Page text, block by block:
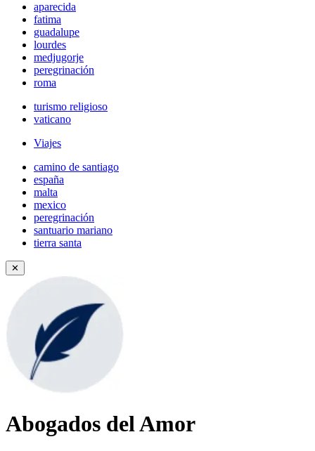
aparecida
fatima
guadalupe
lourdes
medjugorje
peregrinación
roma
turismo religioso
vaticano
Viajes
camino de santiago
españa
malta
mexico
peregrinación
santuario mariano
tierra santa
✕
Abogados del Amor